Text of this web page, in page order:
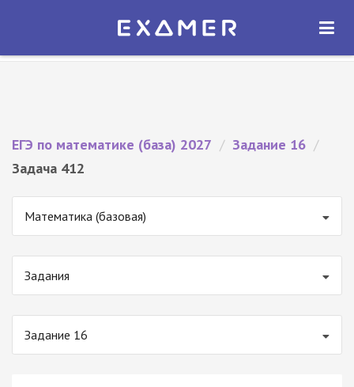
Экзамер — ЕГЭ 2027
ОТКРЫТЬ
ЕГЭ по математике (база) 2027 / Задание 16 /
Задача 412
Математика (базовая)
Задания
Задание 16